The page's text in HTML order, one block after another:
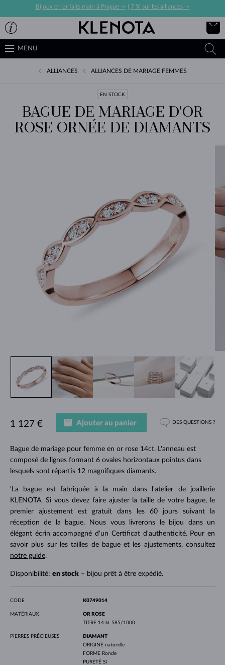
Bijoux en or faits main à Prague -> 7 % sur les alliances ->
MENU
ALLIANCES ALLIANCES DE MARIAGE FEMMES
EN STOCK
BAGUE DE MARIAGE D'OR
ROSE ORNÉE DE DIAMANTS
Bague de mariage pour femme en or rose 14ct. L'anneau est
composé de lignes formant 6 ovales horizontaux pointus dans
lesquels sont répartis 12 magnifiques diamants.
'La bague est fabriquée à la main dans l'atelier de joaillerie
KLENOTA. Si vous devez faire ajuster la taille de votre bague, le
premier ajustement est gratuit dans les 60 jours suivant la
réception de la bague. Nous vous livrerons le bijou dans un
élégant écrin accompagné d'un Certificat d'authenticité. Pour en
savoir plus sur les tailles de bague et les ajustements, consultez
notre guide.
Disponibilité: en stock– bijou prêt à être expédié.
1 127 € Ajouter au panier DES QUESTIONS ?
CODE K0749014
MATÉRIAUX
OR ROSE
TITRE 14 kt 585/1000
PIERRES PRÉCIEUSES
DIAMANT
ORIGINE naturelle
FORME Ronde
PURETÉ SI